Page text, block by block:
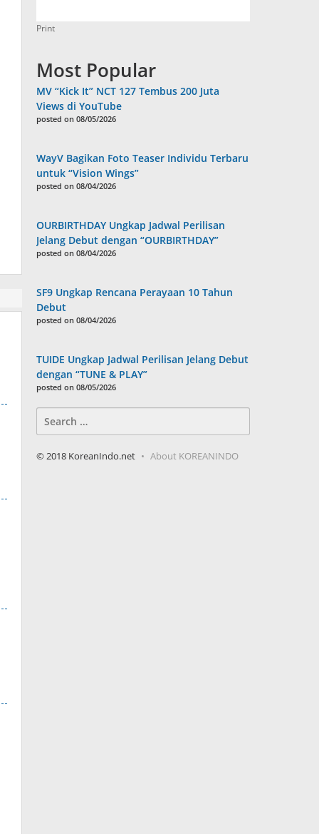
Print
Most Popular
MV “Kick It” NCT 127 Tembus 200 Juta
Views di YouTube
posted on 08/05/2026
WayV Bagikan Foto Teaser Individu Terbaru
untuk “Vision Wings”
posted on 08/04/2026
OURBIRTHDAY Ungkap Jadwal Perilisan
Jelang Debut dengan “OURBIRTHDAY”
posted on 08/04/2026
SF9 Ungkap Rencana Perayaan 10 Tahun
Debut
posted on 08/04/2026
TUIDE Ungkap Jadwal Perilisan Jelang Debut
dengan “TUNE & PLAY”
posted on 08/05/2026
for:
© 2018 KoreanIndo.net About KOREANINDO